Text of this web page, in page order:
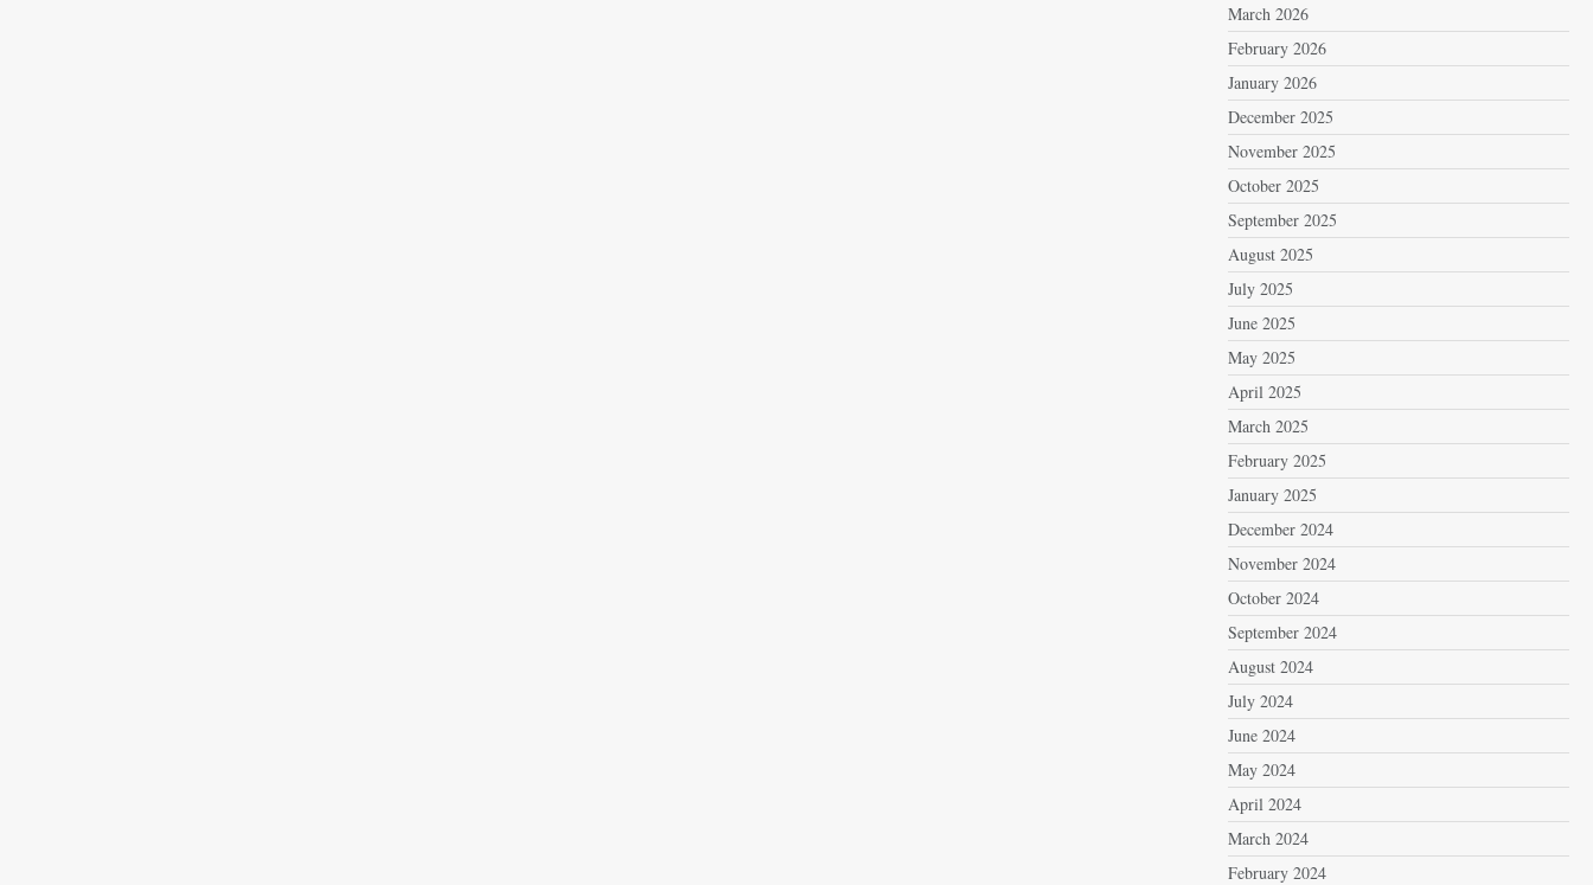
March 2026
February 2026
January 2026
December 2025
November 2025
October 2025
September 2025
August 2025
July 2025
June 2025
May 2025
April 2025
March 2025
February 2025
January 2025
December 2024
November 2024
October 2024
September 2024
August 2024
July 2024
June 2024
May 2024
April 2024
March 2024
February 2024